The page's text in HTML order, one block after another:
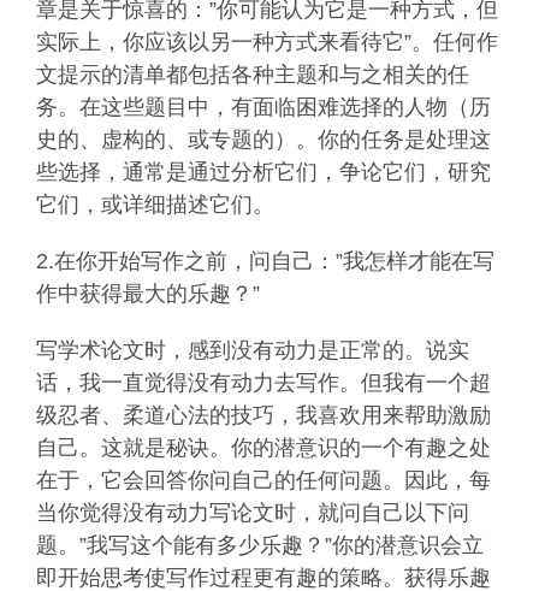
章是关于惊喜的：”你可能认为它是一种方式，但
实际上，你应该以另一种方式来看待它”。任何作
文提示的清单都包括各种主题和与之相关的任
务。在这些题目中，有面临困难选择的人物（历
史的、虚构的、或专题的）。你的任务是处理这
些选择，通常是通过分析它们，争论它们，研究
它们，或详细描述它们。
2.在你开始写作之前，问自己：”我怎样才能在写
作中获得最大的乐趣？”
写学术论文时，感到没有动力是正常的。说实
话，我一直觉得没有动力去写作。但我有一个超
级忍者、柔道心法的技巧，我喜欢用来帮助激励
自己。这就是秘诀。你的潜意识的一个有趣之处
在于，它会回答你问自己的任何问题。因此，每
当你觉得没有动力写论文时，就问自己以下问
题。”我写这个能有多少乐趣？”你的潜意识会立
即开始思考使写作过程更有趣的策略。获得乐趣